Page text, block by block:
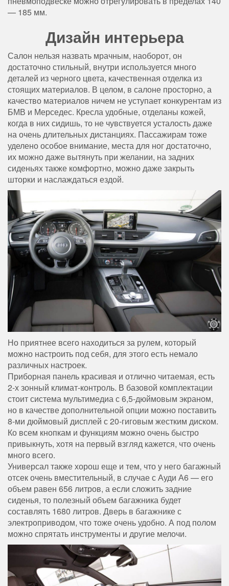
— 185 мм.
Дизайн интерьера
Салон нельзя назвать мрачным, наоборот, он
достаточно стильный, внутри используется много
деталей из черного цвета, качественная отделка из
стоящих материалов. В целом, в салоне просторно, а
качество материалов ничем не уступает конкурентам из
БМВ и Мерседес. Кресла удобные, отделаны кожей,
когда в них сидишь, то не чувствуется усталость даже
на очень длительных дистанциях. Пассажирам тоже
уделено особое внимание, места для ног достаточно,
их можно даже вытянуть при желании, на задних
сиденьях также комфортно, можно даже закрыть
шторки и наслаждаться ездой.
Но приятнее всего находиться за рулем, который
можно настроить под себя, для этого есть немало
различных настроек.
Приборная панель красивая и отлично читаемая, есть
2-х зонный климат-контроль. В базовой комплектации
стоит система мультимедиа с 6,5-дюймовым экраном,
но в качестве дополнительной опции можно поставить
8-ми дюймовый дисплей с 20-гиговым жестким диском.
Ко всем кнопкам и функциям можно очень быстро
привыкнуть, хотя на первый взгляд кажется, что очень
много всего.
Универсал также хорош еще и тем, что у него багажный
отсек очень вместительный, в случае с Ауди А6 — его
объем равен 656 литров, а если сложить задние
сиденья, то полезный объем багажника будет
составлять 1680 литров. Дверь в багажнике с
электроприводом, что тоже очень удобно. А под полом
можно спрятать инструменты и другие мелочи.